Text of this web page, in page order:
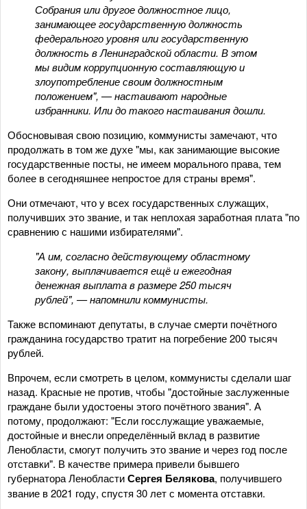
Собрания или другое должностное лицо,
занимающее государственную должность
федерального уровня или государственную
должность в Ленинградской области. В этом
мы видим коррупционную составляющую и
злоупотребление своим должностным
положением", — настаивают народные
избранники. Или до такого настаивания дошли.
Обосновывая свою позицию, коммунисты замечают, что
продолжать в том же духе "мы, как занимающие высокие
государственные посты, не имеем морального права, тем
более в сегодняшнее непростое для страны время".
Они отмечают, что у всех государственных служащих,
получивших это звание, и так неплохая заработная плата "по
сравнению с нашими избирателями".
"А им, согласно действующему областному
закону, выплачивается ещё и ежегодная
денежная выплата в размере 250 тысяч
рублей", — напомнили коммунисты.
Также вспоминают депутаты, в случае смерти почётного
гражданина государство тратит на погребение 200 тысяч
рублей.
Впрочем, если смотреть в целом, коммунисты сделали шаг
назад. Красные не против, чтобы "достойные заслуженные
граждане были удостоены этого почётного звания". А
потому, продолжают: "Если госслужащие уважаемые,
достойные и внесли определённый вклад в развитие
Ленобласти, смогут получить это звание и через год после
отставки". В качестве примера привели бывшего
губернатора ЛенобластиСергея Белякова, получившего
звание в 2021 году, спустя 30 лет с момента отставки.